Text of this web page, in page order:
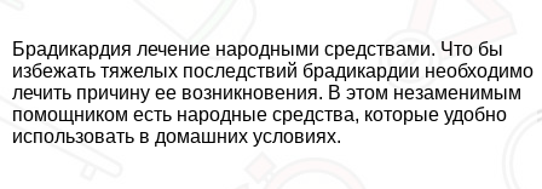
Брадикардия лечение народными средствами. Что бы
избежать тяжелых последствий брадикардии необходимо
лечить причину ее возникновения. В этом незаменимым
помощником есть народные средства, которые удобно
использовать в домашних условиях.